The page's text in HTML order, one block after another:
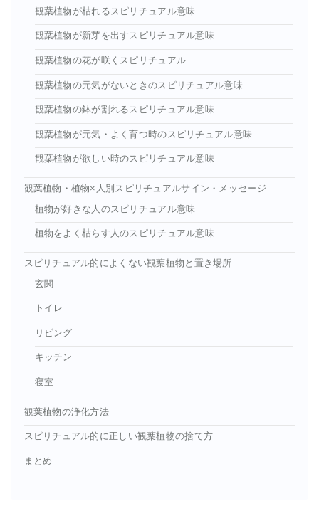
観葉植物が枯れるスピリチュアル意味
観葉植物が新芽を出すスピリチュアル意味
観葉植物の花が咲くスピリチュアル
観葉植物の元気がないときのスピリチュアル意味
観葉植物の鉢が割れるスピリチュアル意味
観葉植物が元気・よく育つ時のスピリチュアル意味
観葉植物が欲しい時のスピリチュアル意味
観葉植物・植物×人別スピリチュアルサイン・メッセージ
植物が好きな人のスピリチュアル意味
植物をよく枯らす人のスピリチュアル意味
スピリチュアル的によくない観葉植物と置き場所
玄関
トイレ
リビング
キッチン
寝室
観葉植物の浄化方法
スピリチュアル的に正しい観葉植物の捨て方
まとめ